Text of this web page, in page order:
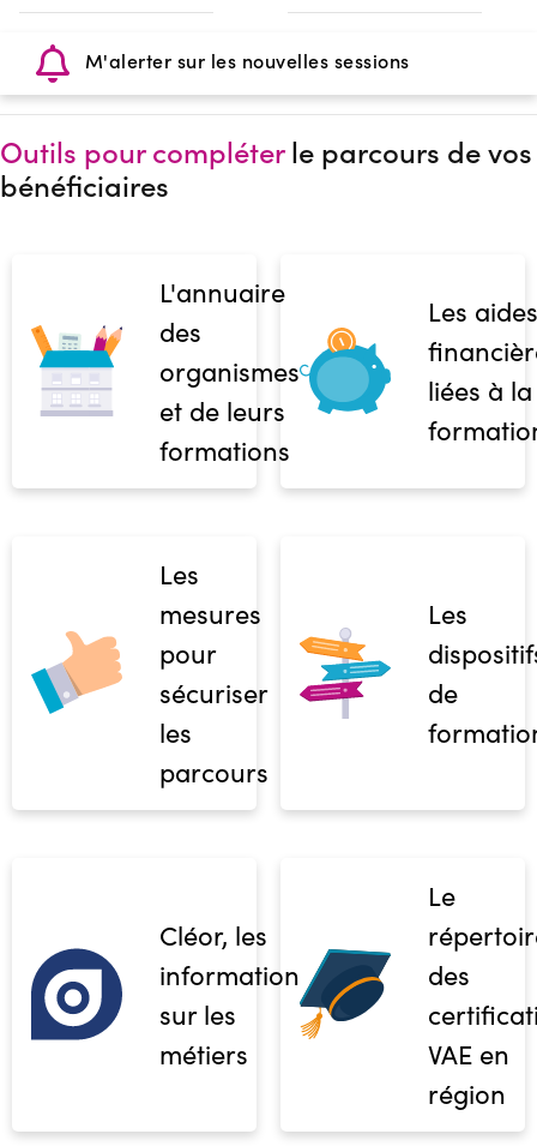
M'alerter sur les nouvelles sessions
Outils pour compléterle parcours de vos
bénéficiaires
L'annuaire
des
organismes
et de leurs
formations
Les aides
liées à la
Les
mesures
pour
sécuriser
les
parcours
Les
de
Cléor, les
informations
sur les
métiers
Le
des
VAE en
région